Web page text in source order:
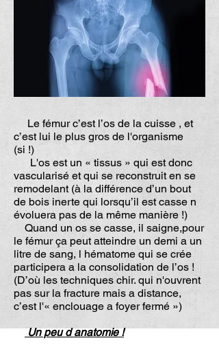
Le fémur c’est l’os de la cuisse , et
c’est lui le plus gros de l'organisme
(si !)
L'os est un « tissus » qui est donc
vascularisé et qui se reconstruit en se
remodelant (à la différence d’un bout
de bois inerte qui lorsqu’il est casse n
évoluera pas de la même manière !)
Quand un os se casse, il saigne,pour
le fémur ça peut atteindre un demi a un
litre de sang, l hématome qui se crée
participera a la consolidation de l’os !
(D’où les techniques chir. qui n'ouvrent
pas sur la fracture mais a distance,
c’est l'« enclouage a foyer fermé »)
Un peu d anatomie !